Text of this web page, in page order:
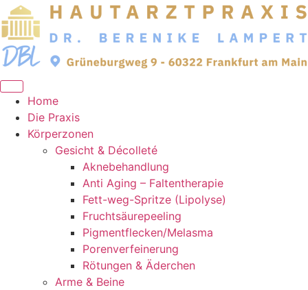
Zum
Inhalt
springen
Home
Die Praxis
Körperzonen
Gesicht & Décolleté
Aknebehandlung
Anti Aging – Faltentherapie
Fett-weg-Spritze (Lipolyse)
Fruchtsäurepeeling
Pigmentflecken/Melasma
Porenverfeinerung
Rötungen & Äderchen
Arme & Beine